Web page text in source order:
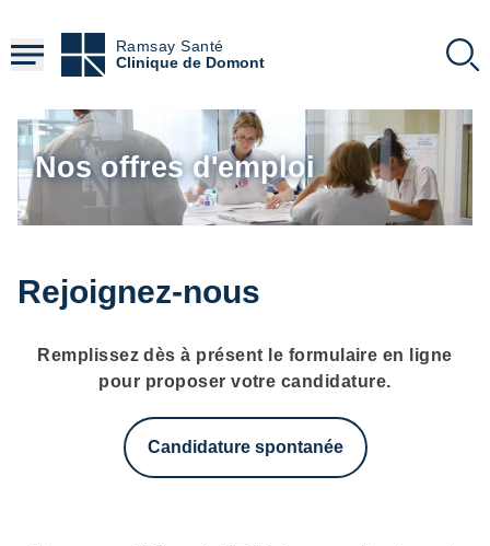
contenu
principal
Ramsay Santé
Clinique de Domont
Nos offres d'emploi
Rejoignez-nous
Remplissez dès à présent le formulaire en ligne
pour proposer votre candidature.
Candidature spontanée